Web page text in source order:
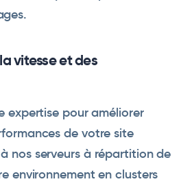
vitesse et des
expertise pour améliorer
de votre site
nos serveurs à répartition de
environnement en clusters